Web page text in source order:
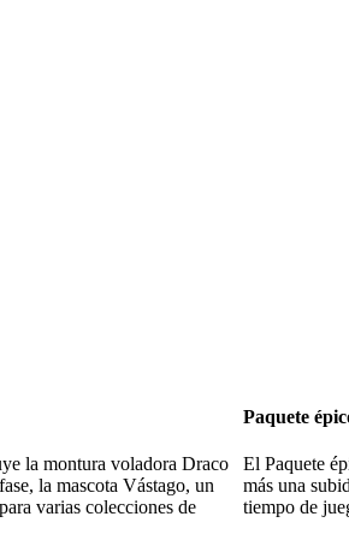
la montura voladora Draco
la mascota Vástago, un
varias colecciones de
Paquete
El Paquete
más una
tiempo de